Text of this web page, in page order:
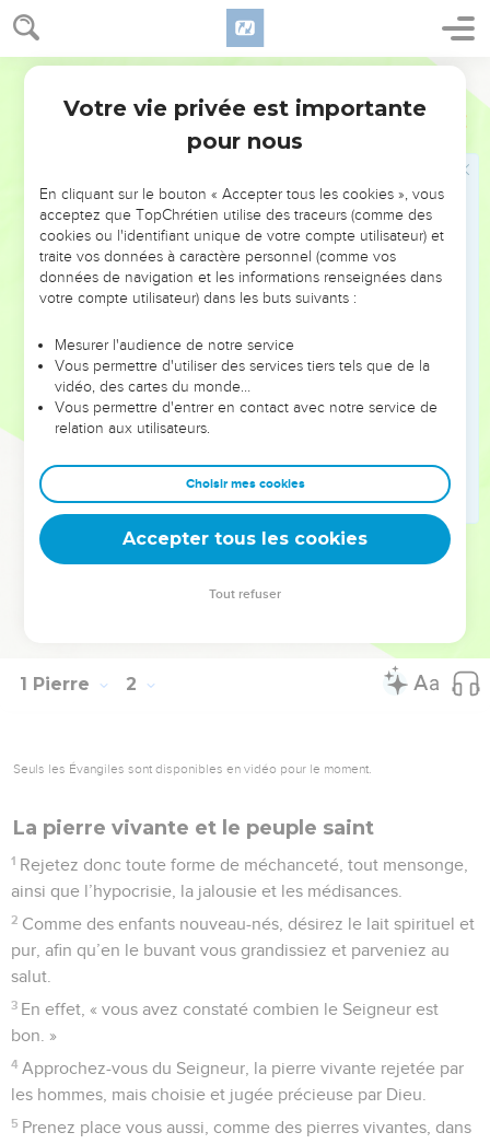
1 Pierre 1
sacrifié comme un agneau sans défaut et sans tache.
20 Dieu l’avait destiné à cela avant la création du monde, et il
derniers.
Par lui vous croyez en Dieu qui l’a ramené d’entre les
votre espérance en Dieu.
Vous vous êtes purifiés en obéissant à la vérité, pour vous
aimer sincèrement comme des frères. Aimez-vous donc
ardemment les uns les autres, d’un cœur pur.
mais grâce à une semence immortelle, grâce à la parole
vivante et éternelle de Dieu.
Car il est écrit : « Tous les humains sont comme l’herbe et
toute leur gloire comme la fleur des champs ; l’herbe sèche
mais la parole du Seigneur demeure pour toujours. » Or,
cette parole est celle de la Bonne Nouvelle qui vous a été
annoncée.
© Société biblique française – Bibli’O, 1997, avec autorisation. Pour vous procurer
1 Pierre 2
Seuls les Évangiles sont disponibles en vidéo pour le moment.
La pierre vivante et le peuple saint
1 Rejetez donc toute forme de méchanceté, tout mensonge,
ainsi que l’hypocrisie, la jalousie et les médisances.
2 Comme des enfants nouveau-nés, désirez le lait spirituel et
pur, afin qu’en le buvant vous grandissiez et parveniez au
salut.
3 En effet, « vous avez constaté combien le Seigneur est
bon. »
4 Approchez-vous du Seigneur, la pierre vivante rejetée par
les hommes, mais choisie et jugée précieuse par Dieu.
5 Prenez place vous aussi, comme des pierres vivantes, dans
Votre vie privée est importante
pour nous
En cliquant sur le bouton « Accepter tous les cookies », vous
acceptez que TopChrétien utilise des traceurs (comme des
cookies ou l'identifiant unique de votre compte utilisateur) et
traite vos données à caractère personnel (comme vos
données de navigation et les informations renseignées dans
votre compte utilisateur) dans les buts suivants :
Mesurer l'audience de notre service
Vous permettre d'utiliser des services tiers tels que de la
vidéo, des cartes du monde…
Vous permettre d'entrer en contact avec notre service de
relation aux utilisateurs.
Choisir mes cookies
Accepter tous les cookies
Tout refuser